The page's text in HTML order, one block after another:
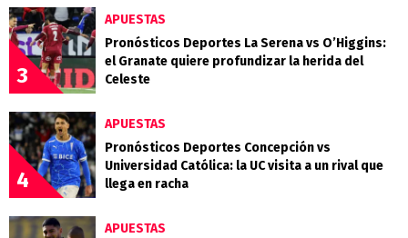
3
APUESTAS
Pronósticos Deportes La Serena vs O’Higgins:
el Granate quiere profundizar la herida del
Celeste
4
APUESTAS
Pronósticos Deportes Concepción vs
Universidad Católica: la UC visita a un rival que
llega en racha
APUESTAS